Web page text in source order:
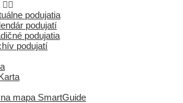
podujatia
podujatí
podujatia
podujatí
mapa SmartGuide